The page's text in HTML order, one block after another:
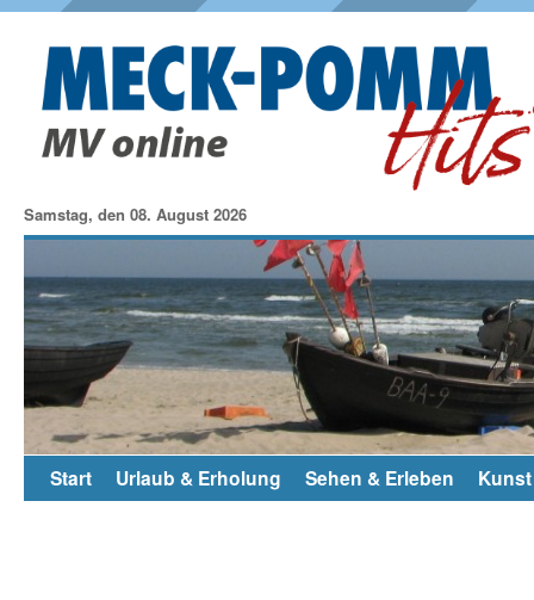
Samstag, den 08. August 2026
Start Urlaub & Erholung Sehen & Erleben